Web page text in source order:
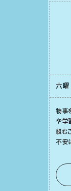
六曜
物事
や学
組む
不安
⾝や
時間
ネル